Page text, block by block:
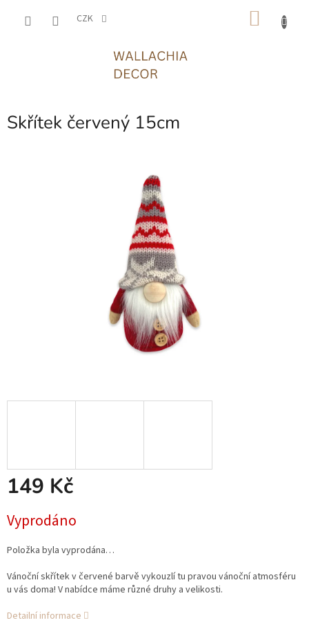
CZK
Skřítek červený 15cm
149 Kč
cena:
Vyprodáno
Položka byla vyprodána…
Vánoční skřítek v červené barvě vykouzlí tu pravou vánoční atmosféru
u vás doma! V nabídce máme různé druhy a velikosti.
Detailní informace